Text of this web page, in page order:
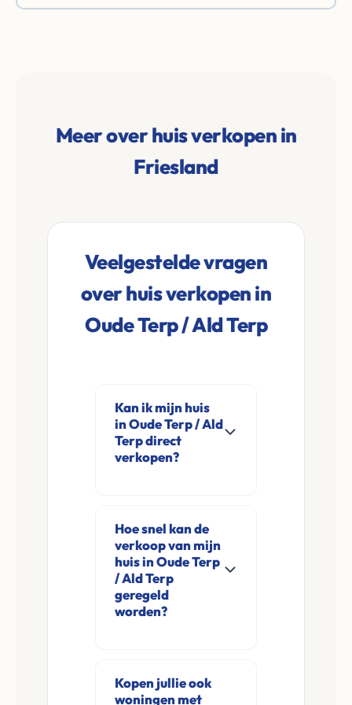
Meer over huis verkopen in
Friesland
Veelgestelde vragen
over huis verkopen in
Oude Terp / Ald Terp
Kan ik mijn huis
in Oude Terp / Ald
Terp direct
verkopen?
direct aan in Oude
Terp / Ald Terp en
omgeving. U
verkoopt
rechtstreeks aan ons
en zonder
Hoe snel kan de
verkoop van mijn
huis in Oude Terp
/ Ald Terp
geregeld
worden?
aanvraag en
Kopen jullie ook
woningen met